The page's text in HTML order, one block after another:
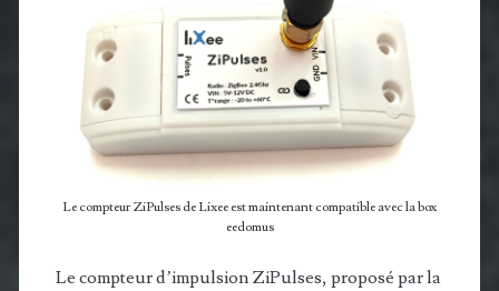
Le compteur ZiPulses de Lixee est maintenant compatible avec la box
eedomus
Le compteur d’impulsion ZiPulses, proposé par la